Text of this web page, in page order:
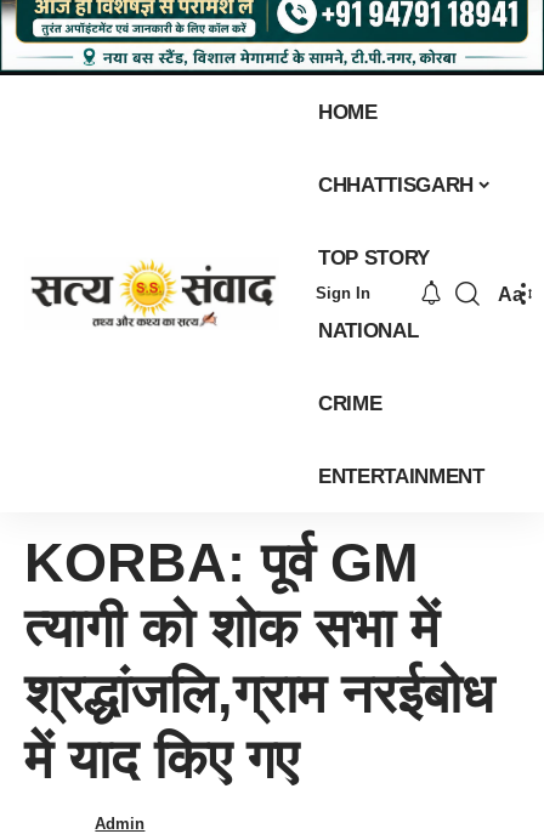
HOME
CHHATTISGARH
TOP STORY
NATIONAL
CRIME
ENTERTAINMENT
Sign In Aa
KORBA: पूर्व GM
त्यागी को शोक सभा में
श्रद्धांजलि,ग्राम नरईबोध
में याद किए गए
Admin